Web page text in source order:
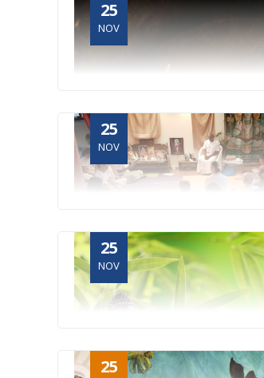
25
NOV
25
NOV
25
NOV
25